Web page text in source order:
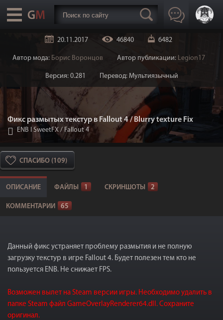
20.11.2017 46840 6482
Автор мода: Борис Воронцов Автор публикации: Legion17
Версия: 0.281 Перевод: Мультиязычный
Фикс размытых текстур в Fallout 4 / Blurry texture Fix
ENB I SweetFX / Fallout 4
СПАСИБО (109)
ОПИСАНИЕ ФАЙЛЫ 1 СКРИНШОТЫ 2
КОММЕНТАРИИ 65
Данный фикс устраняет проблему размытия и не полную
загрузку текстур в игре Fallout 4. Будет полезен тем кто не
пользуется ENB. Не снижает FPS.
Возможен вылет на Steam версии игры. Необходимо удалить в
папке Steam файл GameOverlayRenderer64.dll. Сохраните
оригинал.